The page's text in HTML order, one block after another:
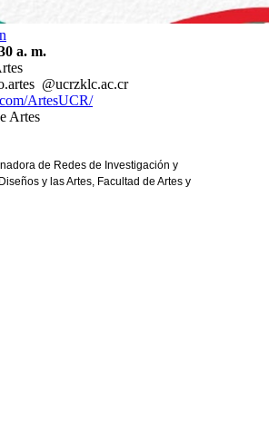
a. m.
@ucrzklc.ac.cr
ArtesUCR/
Artes
de Redes de Investigación y
y las Artes, Facultad de Artes y